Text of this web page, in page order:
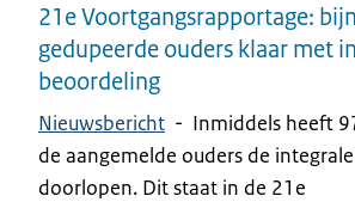
21e Voortgangsrapportage:
gedupeerde ouders klaar met
beoordeling
Nieuwsbericht - Inmiddels heeft
de aangemelde ouders de
doorlopen. Dit staat in de 21e